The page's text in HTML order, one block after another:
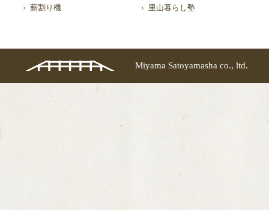
薪割り機
里山暮らし塾
Miyama Satoyamasha co., ltd.